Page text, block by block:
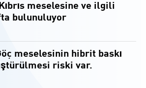
meselesine ve ilgili
bulunuluyor
meselesinin hibrit baskı
riski var.